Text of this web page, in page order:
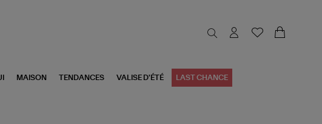
MAISON TENDANCES VALISE D'ÉTÉ LAST CHANCE